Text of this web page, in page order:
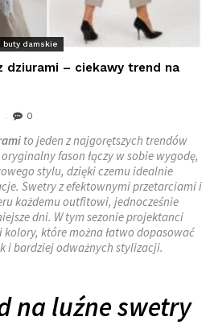
buty damskie
dziurami – ciekawy trend na
0
to jeden z najgorętszych trendów
fason łączy w sobie wygodę,
stylu, dzięki czemu idealnie
Swetry z efektownymi przetarciami i
każdemu outfitowi, jednocześnie
dni. W tym sezonie projektanci
które można łatwo dopasować
i bardziej odważnych stylizacji.
na luźne swetry